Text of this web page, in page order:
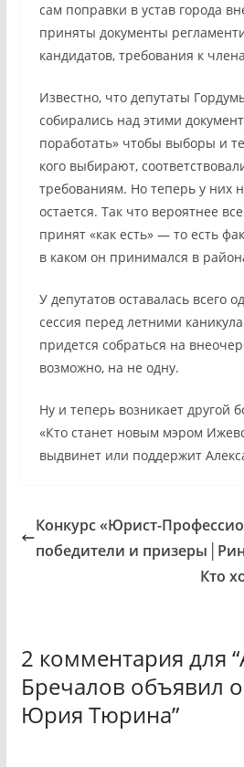
сам поправки в устав города
приняты документы
кандидатов, требования к
Известно, что депутаты
собирались над этими
поработать» чтобы выборы и
кого выбирают,
требованиям. Но теперь у них
остается. Так что вероятнее
принят «как есть» — то есть
в каком он принимался в
У депутатов оставалась всего
сессия перед летними
придется собраться на
возможно, на не одну.
Ну и теперь возникает другой
«Кто станет новым мэром
выдвинет или поддержит
Конкурс «Юрист-
победители и
Кто
2 комментария для “
Бречалов объявил
Юрия Тюрина”